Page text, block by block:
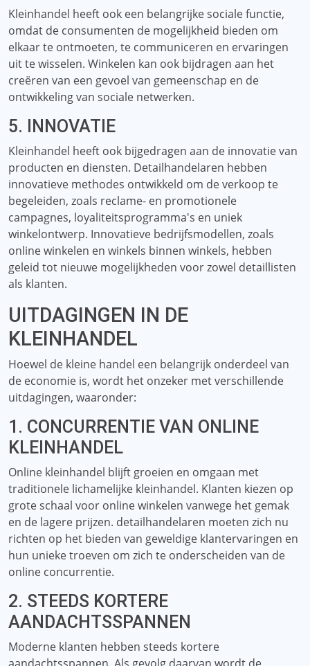
Kleinhandel heeft ook een belangrijke sociale functie,
omdat de consumenten de mogelijkheid bieden om
elkaar te ontmoeten, te communiceren en ervaringen
uit te wisselen. Winkelen kan ook bijdragen aan het
creëren van een gevoel van gemeenschap en de
ontwikkeling van sociale netwerken.
5. INNOVATIE
Kleinhandel heeft ook bijgedragen aan de innovatie van
producten en diensten. Detailhandelaren hebben
innovatieve methodes ontwikkeld om de verkoop te
begeleiden, zoals reclame- en promotionele
campagnes, loyaliteitsprogramma's en uniek
winkelontwerp. Innovatieve bedrijfsmodellen, zoals
online winkelen en winkels binnen winkels, hebben
geleid tot nieuwe mogelijkheden voor zowel detaillisten
als klanten.
UITDAGINGEN IN DE
KLEINHANDEL
Hoewel de kleine handel een belangrijk onderdeel van
de economie is, wordt het onzeker met verschillende
uitdagingen, waaronder:
1. CONCURRENTIE VAN ONLINE
KLEINHANDEL
Online kleinhandel blijft groeien en omgaan met
traditionele lichamelijke kleinhandel. Klanten kiezen op
grote schaal voor online winkelen vanwege het gemak
en de lagere prijzen. detailhandelaren moeten zich nu
richten op het bieden van geweldige klantervaringen en
hun unieke troeven om zich te onderscheiden van de
online concurrentie.
2. STEEDS KORTERE
AANDACHTSSPANNEN
Moderne klanten hebben steeds kortere